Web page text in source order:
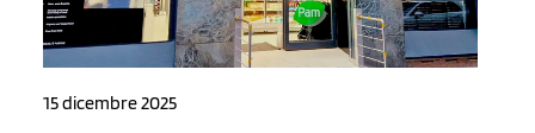
15 dicembre 2025